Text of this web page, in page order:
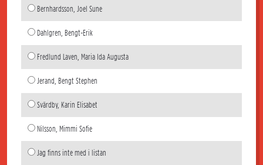
Bernhardsson, Joel Sune
Dahlgren, Bengt-Erik
Fredlund Laven, Maria Ida Augusta
Jerand, Bengt Stephen
Svärdby, Karin Elisabet
Nilsson, Mimmi Sofie
Jag finns inte med i listan